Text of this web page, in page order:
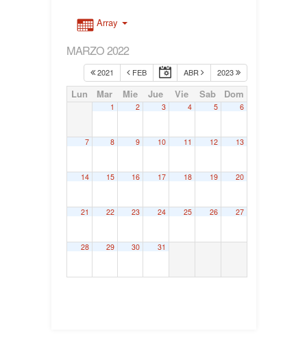
Array
MARZO 2022
2021 FEB ABR 2023
Lun Mar Mie Jue Vie Sab Dom
1 2 3 4 5 6
7 8 9 10 11 12 13
14 15 16 17 18 19 20
21 22 23 24 25 26 27
28 29 30 31